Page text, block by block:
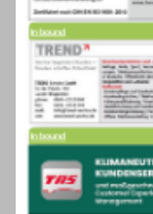
Inbound
Inbound